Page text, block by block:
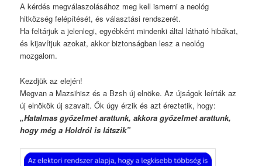
A kérdés megválaszolásához meg kell ismerni a neológ
hitközség felépítését, és választási rendszerét.
Ha feltárjuk a jelenlegi, egyébként mindenki által látható hibákat,
és kijavítjuk azokat, akkor biztonságban lesz a neológ
mozgalom.
Kezdjük az elején!
Megvan a Mazsihisz és a Bzsh új elnöke. Az újságok leírták az
új elnökök új szavait. Ők úgy érzik és azt éreztetik, hogy:
„Hatalmas győzelmet arattunk, akkora győzelmet arattunk,
hogy még a Holdról is látszik”